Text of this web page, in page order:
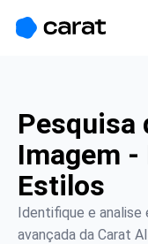
Pesquisa
Imagem -
Estilos
Identifique e
avançada da Carat